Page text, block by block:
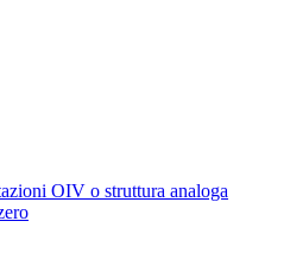
OIV o struttura analoga